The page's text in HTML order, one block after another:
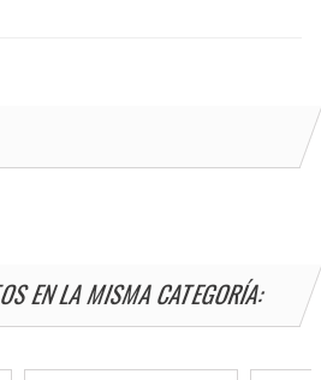
EN LA MISMA CATEGORÍA: